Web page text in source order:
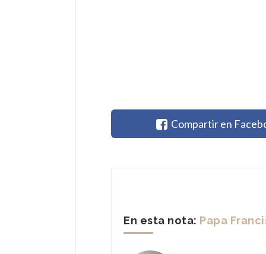
Compartir en
En esta nota: Papa